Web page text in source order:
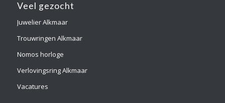
Veel gezocht
Juwelier Alkmaar
Trouwringen Alkmaar
Nomos horloge
Verlovingsring Alkmaar
Vacatures